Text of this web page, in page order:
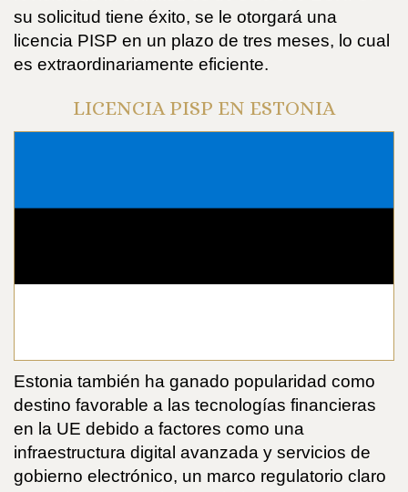
su solicitud tiene éxito, se le otorgará una
licencia PISP en un plazo de tres meses, lo cual
es extraordinariamente eficiente.
LICENCIA PISP EN ESTONIA
Estonia también ha ganado popularidad como
destino favorable a las tecnologías financieras
en la UE debido a factores como una
infraestructura digital avanzada y servicios de
gobierno electrónico, un marco regulatorio claro